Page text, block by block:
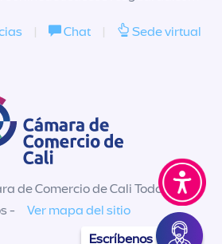
Escríbenos
| Chat | Sede virtual
de Comercio de Cali Todos los
-
Ver mapa del sitio